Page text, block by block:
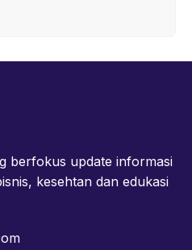
berfokus update informasi
kesehtan dan edukasi